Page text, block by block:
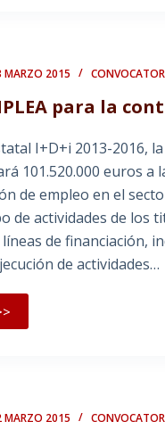
MARZO 2015
para la
I+D+i 2013-2016,
101.520.000 euros a
de empleo en el
de actividades de los
de financiación,
de actividades…
MARZO 2015